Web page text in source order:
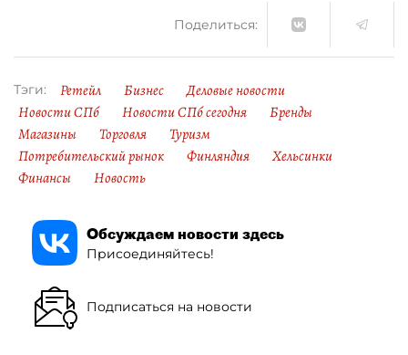
Поделиться:
Тэги: Ретейл Бизнес
Деловые новости
Новости СПб
Новости СПб сегодня
Бренды
Магазины
Торговля
Туризм
Потребительский рынок
Финляндия
Хельсинки
Финансы
Новость
Обсуждаем новости здесь
Присоединяйтесь!
Подписаться на новости